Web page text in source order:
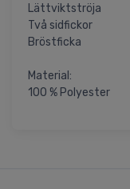
Lättviktströja
Två sidfickor
Bröstficka
Material:
100 % Polyester